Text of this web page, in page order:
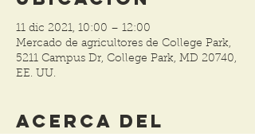
11 dic 2021, 10:00 – 12:00
Mercado de agricultores de College Park,
5211 Campus Dr, College Park, MD 20740,
EE. UU.
Acerca del